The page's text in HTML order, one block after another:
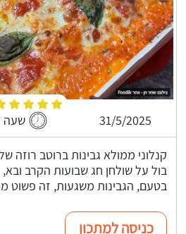
31/5/2025 שעה
קנלוני ממולא גבינות ברוטב רוזה
בול על שולחן חג שבועות הקרב
בטעם, הגבינות משגעות, זה פשוט
כניסה למתכון